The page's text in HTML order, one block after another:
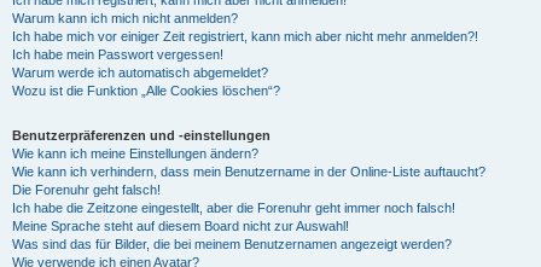
Warum kann ich mich nicht anmelden?
Ich habe mich vor einiger Zeit registriert, kann mich aber nicht mehr anmelden?!
Ich habe mein Passwort vergessen!
Warum werde ich automatisch abgemeldet?
Wozu ist die Funktion „Alle Cookies löschen“?
Benutzerpräferenzen und -einstellungen
Wie kann ich meine Einstellungen ändern?
Wie kann ich verhindern, dass mein Benutzername in der Online-Liste auftaucht?
Die Forenuhr geht falsch!
Ich habe die Zeitzone eingestellt, aber die Forenuhr geht immer noch falsch!
Meine Sprache steht auf diesem Board nicht zur Auswahl!
Was sind das für Bilder, die bei meinem Benutzernamen angezeigt werden?
Wie verwende ich einen Avatar?